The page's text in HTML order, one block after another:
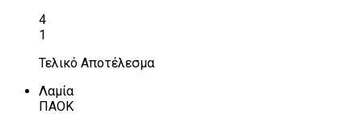
4
1
Τελικό Αποτέλεσμα
Λαμία
ΠΑΟΚ